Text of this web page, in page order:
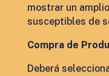
mostrar un
susceptibles de
Compra de
Deberá